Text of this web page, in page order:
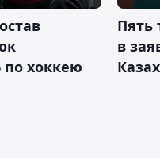
по хоккею
Пять
в